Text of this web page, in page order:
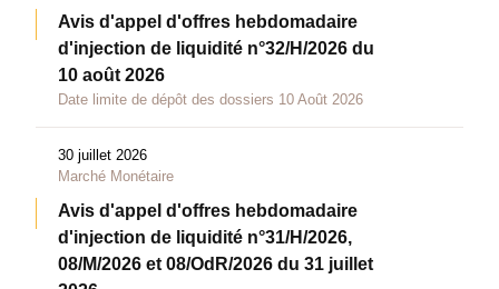
Avis d'appel d'offres hebdomadaire
d'injection de liquidité n°32/H/2026 du
10 août 2026
Date limite de dépôt des dossiers 10 Août 2026
30 juillet 2026
Marché Monétaire
Avis d'appel d'offres hebdomadaire
d'injection de liquidité n°31/H/2026,
08/M/2026 et 08/OdR/2026 du 31 juillet